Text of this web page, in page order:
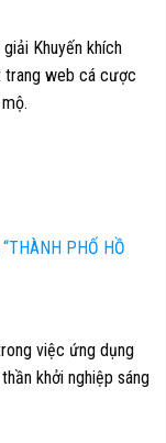
Khuyến khích
trang web cá cược
PHỐ HỒ
việc ứng dụng
khởi nghiệp sáng